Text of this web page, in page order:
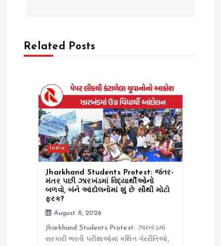
gRelated Posts
India
Jharkhand Students Protest: જંતર-
મંતર પછી ઝારખંડમાં વિદ્યાર્થીઓનો
બળવો, બંને આંદોલનોમાં શું છે સૌથી મોટો
ફરક?
August 8, 2026
Jharkhand Students Protest: ઝારખંડમાં
સરકારી ભરતી પરીક્ષાઓમાં કથિત ગેરરીતિઓ,